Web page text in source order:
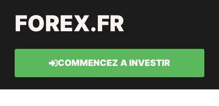
FOREX.FR
COMMENCEZ A INVESTIR